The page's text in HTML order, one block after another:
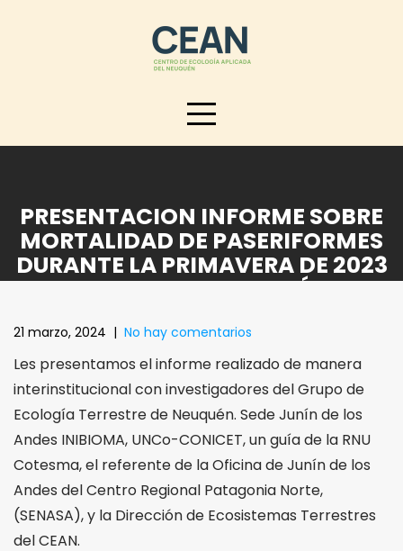
PRESENTACION INFORME SOBRE
MORTALIDAD DE PASERIFORMES
DURANTE LA PRIMAVERA DE 2023
EN EL SUR DE NEUQUÉN
21 marzo, 2024 | No hay comentarios
Les presentamos el informe realizado de manera
interinstitucional con investigadores del Grupo de
Ecología Terrestre de Neuquén. Sede Junín de los
Andes INIBIOMA, UNCo-CONICET, un guía de la RNU
Cotesma, el referente de la Oficina de Junín de los
Andes del Centro Regional Patagonia Norte,
(SENASA), y la Dirección de Ecosistemas Terrestres
del CEAN.